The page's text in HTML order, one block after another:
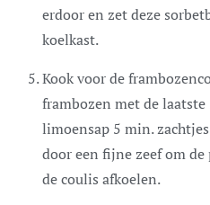
erdoor en zet deze
koelkast.
Kook voor de
frambozen met de
limoensap 5 min.
door een fijne zeef om
de coulis afkoelen.